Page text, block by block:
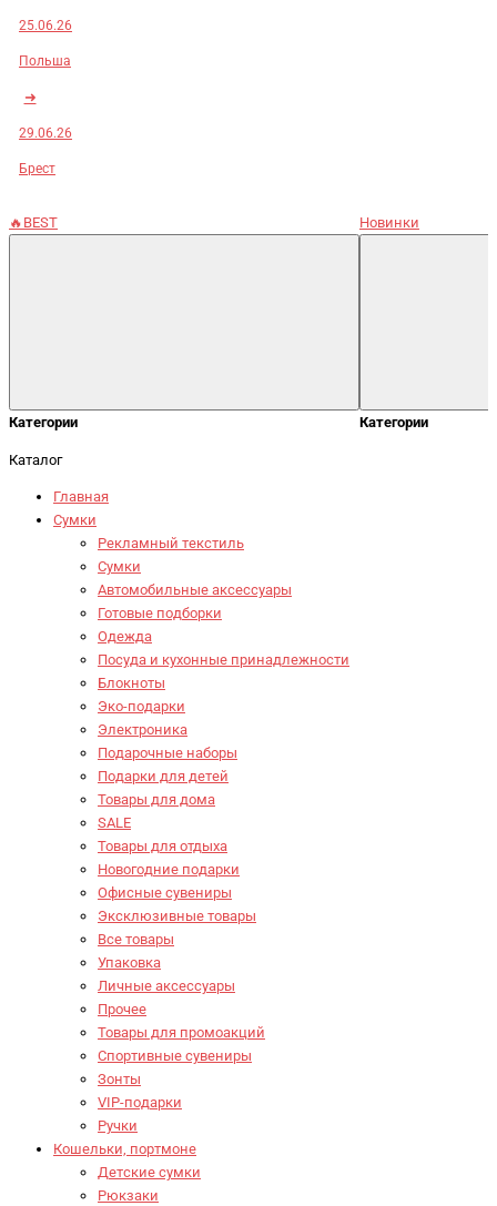
25.06.26
Польша
➜
29.06.26
Брест
🔥BEST
Категории
Новинки
Категории
Каталог
Главная
Сумки
Рекламный текстиль
Сумки
Автомобильные аксессуары
Готовые подборки
Одежда
Посуда и кухонные принадлежности
Блокноты
Эко-подарки
Электроника
Подарочные наборы
Подарки для детей
Товары для дома
SALE
Товары для отдыха
Новогодние подарки
Офисные сувениры
Эксклюзивные товары
Все товары
Упаковка
Личные аксессуары
Прочее
Товары для промоакций
Спортивные сувениры
Зонты
VIP-подарки
Ручки
Кошельки, портмоне
Детские сумки
Рюкзаки